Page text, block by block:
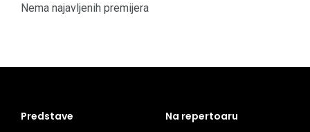
Nema najavljenih premijera
Predstave Na repertoaru